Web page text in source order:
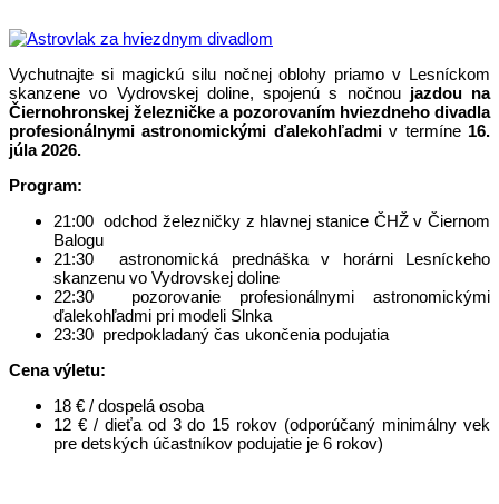
Vychutnajte si magickú silu nočnej oblohy priamo v Lesníckom
skanzene vo Vydrovskej doline, spojenú s nočnoujazdou na
Čiernohronskej železničke a pozorovaním hviezdneho divadla
profesionálnymi astronomickými ďalekohľadmiv termíne 16.
júla 2026.
Program:
21:00 odchod železničky z hlavnej stanice ČHŽ v Čiernom
Balogu
21:30 astronomická prednáška v horárni Lesníckeho
skanzenu vo Vydrovskej doline
22:30 pozorovanie profesionálnymi astronomickými
ďalekohľadmi pri modeli Slnka
23:30 predpokladaný čas ukončenia podujatia
Cena výletu:
18 € / dospelá osoba
12 € / dieťa od 3 do 15 rokov (odporúčaný minimálny vek
pre detských účastníkov podujatie je 6 rokov)